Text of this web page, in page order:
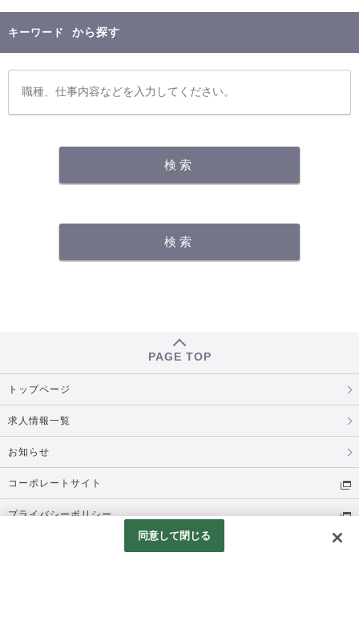
キーワード から探す
PAGE TOP
トップページ
求人情報一覧
お知らせ
コーポレートサイト
プライバシーポリシー
同意して閉じる